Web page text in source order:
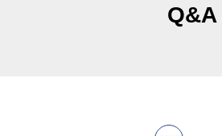
Q&A